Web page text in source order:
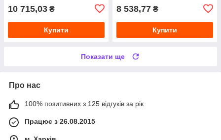
10 715,03 ₴
Купити
8 538,77 ₴
Купити
Показати ще
Про нас
100% позитивних з 125 відгуків за рік
Працює з 26.08.2015